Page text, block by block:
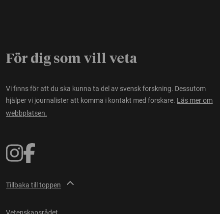
För dig som vill veta
Vi finns för att du ska kunna ta del av svensk forskning. Dessutom
hjälper vi journalister att komma i kontakt med forskare. Läs mer om
webbplatsen.
Tillbaka till toppen
Vetenskapsrådet